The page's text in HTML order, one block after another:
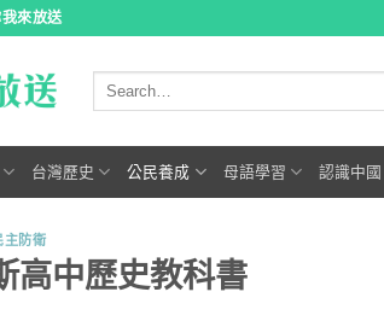
來放送
台灣歷史 公民養成 母語學習 認識中國
主防衛
高中歷史教科書